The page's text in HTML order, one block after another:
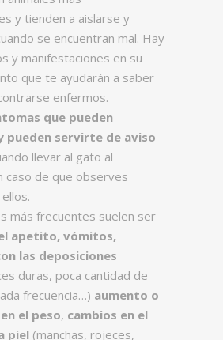
y tienden a aislarse y
se encuentran mal. Hay
y manifestaciones en su
que te ayudarán a saber
enfermos.
que pueden
pueden servirte de aviso
llevar al gato al
caso de que observes
más frecuentes suelen ser
apetito, vómitos,
las deposiciones
duras, poca cantidad de
frecuencia…) aumento o
el peso, cambios en el
piel (manchas, rojeces,